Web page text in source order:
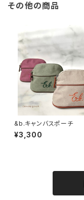
その他の商品
&b.キャンバスポーチ
¥3,300